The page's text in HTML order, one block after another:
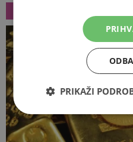
PRIKAŽI